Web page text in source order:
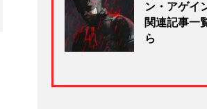
ン・アゲイ
関連記事一
ら